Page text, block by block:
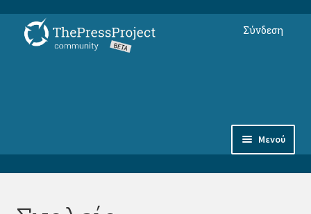
Απευθείας
μετάβαση
Μετάβαση
σε
Μενού
Συνδρομές
Αντικείμενα
Σύνδεση